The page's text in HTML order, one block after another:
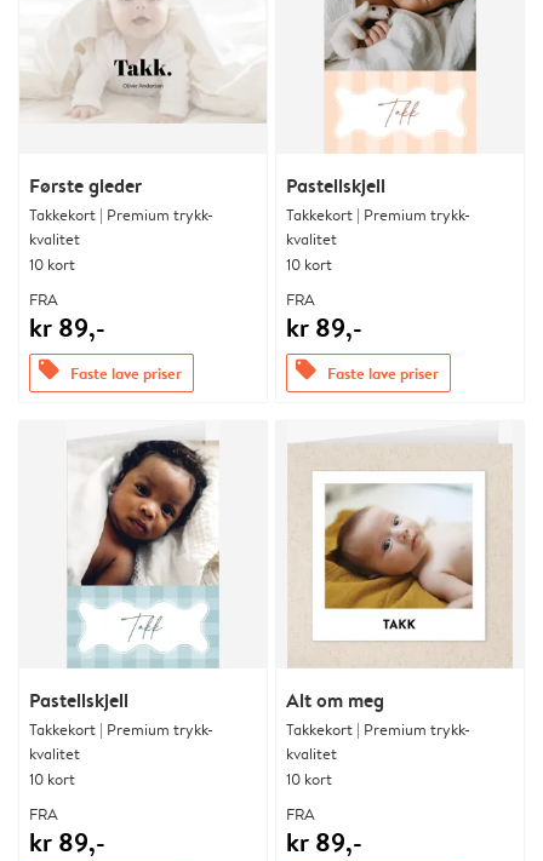
Første gleder
Takkekort | Premium trykk-
kvalitet
10 kort
FRA
kr 89,-
offers Faste lave priser
Pastellskjell
Takkekort | Premium trykk-
kvalitet
10 kort
FRA
kr 89,-
offers Faste lave priser
Pastellskjell
Takkekort | Premium trykk-
kvalitet
10 kort
FRA
kr 89,-
Alt om meg
Takkekort | Premium trykk-
kvalitet
10 kort
FRA
kr 89,-